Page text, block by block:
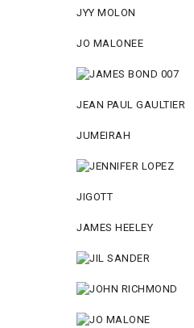
JYY МОLON
JO MАLОNEE
JEAN PAUL GAULTIER
JUMEIRAH
JIGOTT
JAMES HEELEY